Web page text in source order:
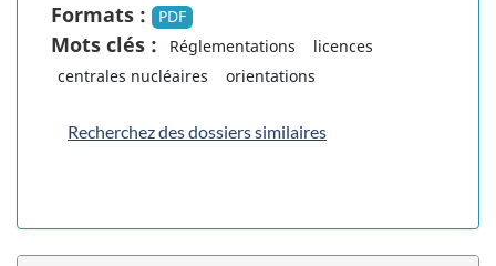
Formats :
PDF
Mots clés : Réglementations
licences
centrales nucléaires
orientations
Recherchez des dossiers similaires